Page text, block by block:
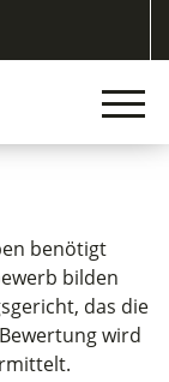
benötigt
bilden
das die
wird